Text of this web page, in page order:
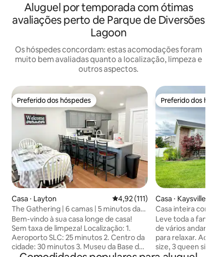
Aluguel por temporada com ótimas
avaliações perto de Parque de Diversões
Lagoon
Os hóspedes concordam: estas acomodações foram
muito bem avaliadas quanto a localização, limpeza e
outros aspectos.
Preferido dos hóspedes
Preferido dos hóspedes
Casa ⋅ Layton 4,92 de uma avaliação média
4,92 (111)
The Gathering | 6 camas | 5 minutos da
Base AF
Bem-vindo à sua casa longe de casa!
Sem taxa de limpeza! Localização: 1.
Aeroporto SLC: 25 minutos 2. Centro da
cidade: 30 minutos 3. Museu da Base da
Preferido dos
Preferido dos
Casa ⋅ Kaysville
Casa inteira com
Kaysville •
Leve toda a
de vários
para relaxar. Acomoda 10 pessoas; 1 king
size, 3 queen